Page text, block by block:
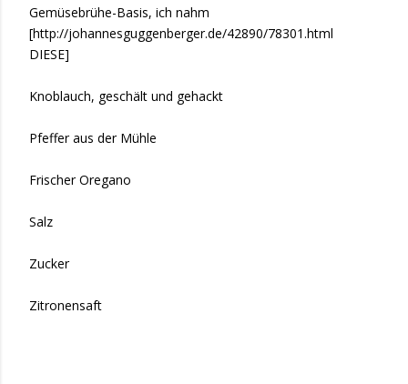
Gemüsebrühe-Basis, ich nahm
[http://johannesguggenberger.de/42890/78301.html
DIESE]
Knoblauch, geschält und gehackt
Pfeffer aus der Mühle
Frischer Oregano
Salz
Zucker
Zitronensaft